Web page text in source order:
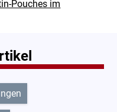
Pouches im